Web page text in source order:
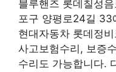
블루핸즈 롯데칠성
포구 양평로24길 33
현대자동차 롯데정
사고보험수리, 보증
수리도 가능합니다.